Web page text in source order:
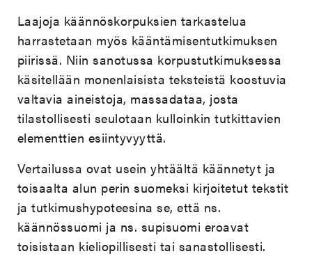
Laajoja käännöskorpuksien tarkastelua
harrastetaan myös kääntämisentutkimuksen
piirissä. Niin sanotussa korpustutkimuksessa
käsitellään monenlaisista teksteistä koostuvia
valtavia aineistoja, massadataa, josta
tilastollisesti seulotaan kulloinkin tutkittavien
elementtien esiintyvyyttä.
Vertailussa ovat usein yhtäältä käännetyt ja
toisaalta alun perin suomeksi kirjoitetut tekstit
ja tutkimushypoteesina se, että ns.
käännössuomi ja ns. supisuomi eroavat
toisistaan kieliopillisesti tai sanastollisesti.